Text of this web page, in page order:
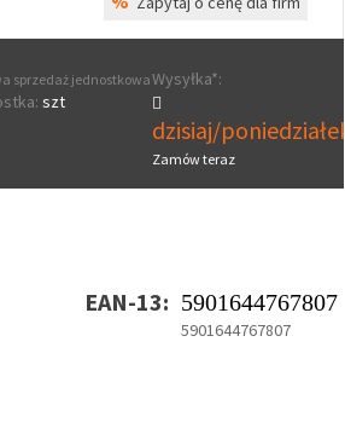
sprzedaż jednostkowa
szt
Wysyłka*:
dzisiaj/poniedziałek
Zamów teraz
EAN-13: 5901644767807
5901644767807